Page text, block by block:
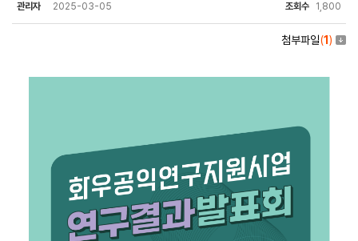
관리자 2025-03-05 조회수 1,800
첨부파일(1 )